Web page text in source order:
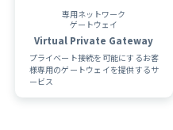
専用ネットワーク
ゲートウェイ
Virtual Private Gateway
プライベート接続を可能にするお客
様専用のゲートウェイを提供するサ
ービス